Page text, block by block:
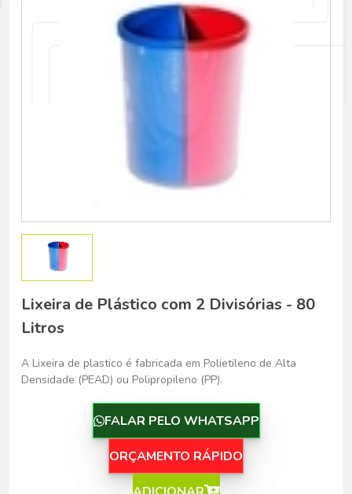
Lixeira de Plástico com 2 Divisórias - 80
Litros
A Lixeira de plastico é fabricada em Polietileno de Alta
Densidade (PEAD) ou Polipropileno (PP).
FALAR PELO WHATSAPP
ORÇAMENTO RÁPIDO
Brasília - ADE Águas Claras
Brasília - Asa Sul
Goiânia - Jardim América II